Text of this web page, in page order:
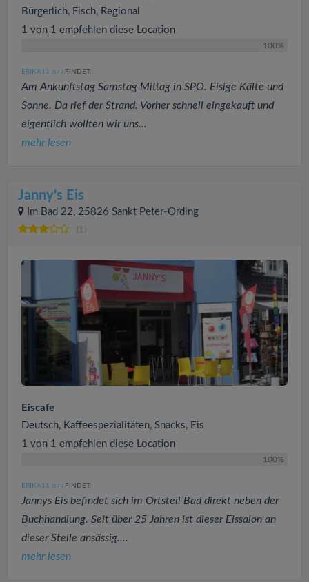
Bürgerlich, Fisch, Regional
1 von 1 empfehlen diese Location
100%
ERIKA11 (57 ) FINDET:
Am Ankunftstag Samstag Mittag in SPO. Eisige Kälte und
Sonne. Da rief der Strand. Vorher schnell eingekauft und
eigentlich wollten wir uns...
mehr lesen
Janny's Eis
Im Bad 22, 25826 Sankt Peter-Ording
(1)
Eiscafe
Deutsch, Kaffeespezialitäten, Snacks, Eis
1 von 1 empfehlen diese Location
100%
ERIKA11 (57 ) FINDET:
Jannys Eis befindet sich im Ortsteil Bad direkt neben der
Buchhandlung. Seit über 25 Jahren ist dieser Eissalon an
dieser Stelle ansässig....
mehr lesen